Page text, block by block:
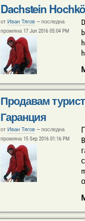
Dachstein
от Иван Тягов —последна
промяна 17 Jun 2016 05:04 PM
Продавам
Гаранция
от Иван Тягов —последна
промяна 15 Sep 2016 01:16 PM